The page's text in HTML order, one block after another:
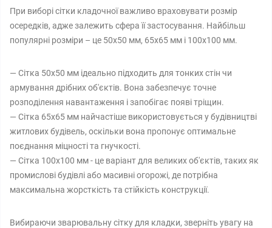
При виборі сітки кладочної важливо враховувати розмір
осередків, адже залежить сфера її застосування. Найбільш
популярні розміри – це 50х50 мм, 65х65 мм і 100х100 мм.
— Сітка 50x50 мм ідеально підходить для тонких стін чи
армування дрібних об'єктів. Вона забезпечує точне
розподілення навантаження і запобігає появі тріщин.
— Сітка 65x65 мм найчастіше використовується у будівництві
житлових будівель, оскільки вона пропонує оптимальне
поєднання міцності та гнучкості.
— Сітка 100х100 мм - це варіант для великих об'єктів, таких як
промислові будівлі або масивні огорожі, де потрібна
максимальна жорсткість та стійкість конструкції.
Вибираючи зварювальну сітку для кладки, зверніть увагу на